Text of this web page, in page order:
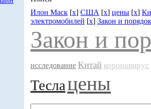
Илон Маск [x] США [x] цены [x]
электромобилей [x] Закон и порядок
Закон и
исследование Китай коронавирус
Теслацены